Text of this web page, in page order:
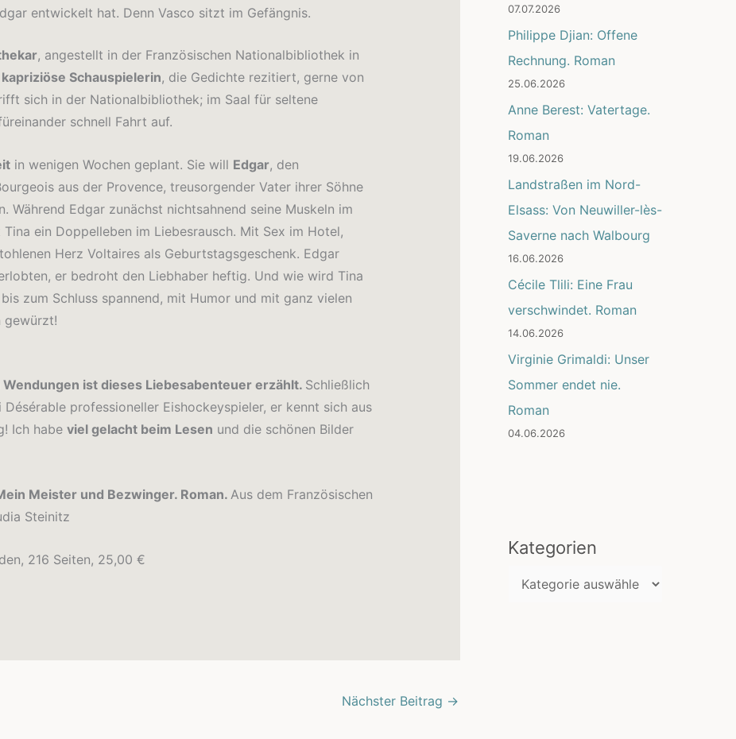
entwickelt hat. Denn Vasco sitzt im Gefängnis.
, angestellt in der Französischen Nationalbibliothek in
kapriziöse Schauspielerin, die Gedichte rezitiert, gerne von
sich in der Nationalbibliothek; im Saal für seltene
schnell Fahrt auf.
in wenigen Wochen geplant. Sie will Edgar, den
aus der Provence, treusorgender Vater ihrer Söhne
Während Edgar zunächst nichtsahnend seine Muskeln im
ein Doppelleben im Liebesrausch. Mit Sex im Hotel,
Herz Voltaires als Geburtstagsgeschenk. Edgar
er bedroht den Liebhaber heftig. Und wie wird Tina
zum Schluss spannend, mit Humor und mit ganz vielen
gewürzt!
ist dieses Liebesabenteuer erzählt. Schließlich
professioneller Eishockeyspieler, er kennt sich aus
Ich habe viel gelacht beim Lesen und die schönen Bilder
Meister und Bezwinger. Roman. Aus dem Französischen
Steinitz
216 Seiten, 25,00 €
Nächster Beitrag →
07.07.2026
Philippe Djian: Offene
Rechnung. Roman
25.06.2026
Anne Berest: Vatertage.
Roman
19.06.2026
Landstraßen im Nord-
Elsass: Von Neuwiller-lès-
Saverne nach Walbourg
16.06.2026
Cécile Tlili: Eine Frau
verschwindet. Roman
14.06.2026
Virginie Grimaldi: Unser
Sommer endet nie.
Roman
04.06.2026
Kategorien